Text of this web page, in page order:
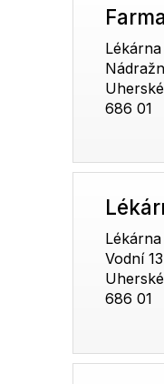
Lékárna
686 01
Lékárna
Vodní 13
686 01